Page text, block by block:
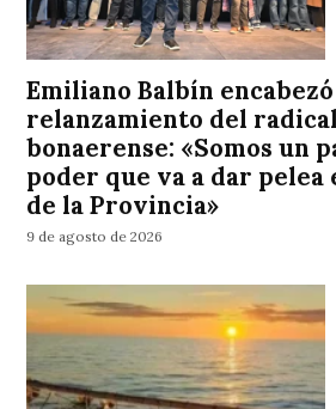
Emiliano Balbín
relanzamiento del
bonaerense: «Somos un
poder que va a dar pelea
de la Provincia»
9 de agosto de 2026